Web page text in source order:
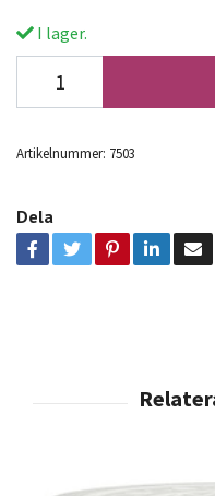
I lager.
Artikelnummer: 7503
Dela